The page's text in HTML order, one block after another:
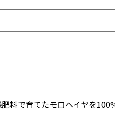
料で育てたモロヘイヤを